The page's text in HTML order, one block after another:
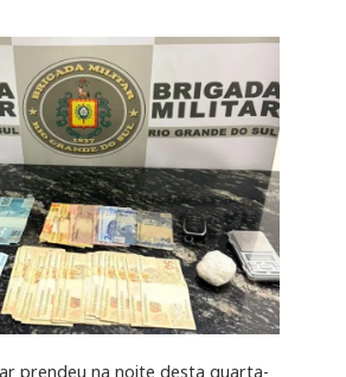
prendeu na noite desta quarta-